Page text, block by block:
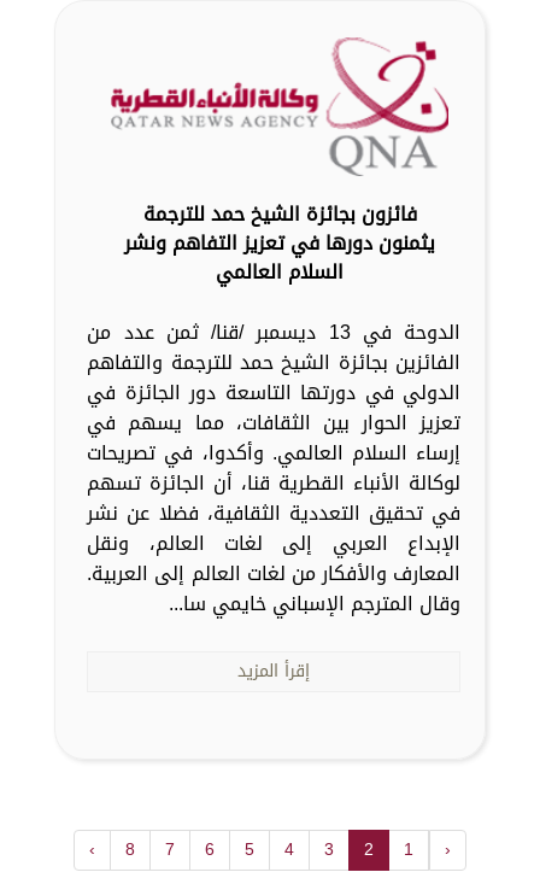
فائزون بجائزة الشيخ حمد للترجمة
يثمنون دورها في تعزيز التفاهم ونشر
السلام العالمي
الدوحة في 13 ديسمبر /قنا/ ثمن عدد من
الفائزين بجائزة الشيخ حمد للترجمة والتفاهم
الدولي في دورتها التاسعة دور الجائزة في
تعزيز الحوار بين الثقافات، مما يسهم في
إرساء السلام العالمي. وأكدوا، في تصريحات
لوكالة الأنباء القطرية قنا، أن الجائزة تسهم
في تحقيق التعددية الثقافية، فضلا عن نشر
الإبداع العربي إلى لغات العالم، ونقل
المعارف والأفكار من لغات العالم إلى العربية.
وقال المترجم الإسباني خايمي سا...
إقرأ المزيد
‹
1
2
3
4
5
6
7
8
›